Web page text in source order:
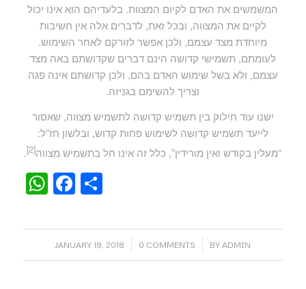
המשמשים את האדם לקיום המצוות. בלעדיהם הוא אינו יכול
לקיים את המצווה, ובכל זאת, לדברים אלה אין חשיבות
מיוחדת מצד עצמם, ולכן אפשר לזורקם לאחר השימוש.
לעומתם, תשמישי קדושה הינם דברים שקדושתם באה מצד
עצמם, ולא בשל שימוש האדם בהם, ולכן קדושתם אינה פגה
וצריך להשימם בגניזה.
ישנו עוד חילוק בין תשמיש קדושה לתשמיש מצווה, שאסור
לייעד תשמיש קדושה לשימוש פחות קדוש, ובלשון חז”ל:
“מעלין בקודש ואין מורידין”, כלל זה אינו חל בתשמיש מצווה[2]
.
WhatsApp
Facebook
Share
JANUARY 18, 2018
/ 0 COMMENTS
/ BY ADMIN